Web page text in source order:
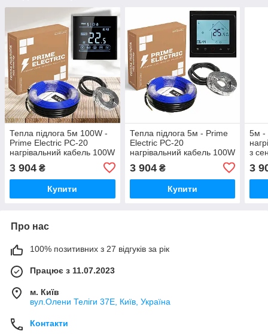
Тепла підлога 5м 100W -
Prime Electric PC-20
нагрівальний кабель 100W
програмованим WiFi
терморегулятором
3 904 ₴
Купити
Тепла підлога 5м - Prime
Electric PC-20
нагрівальний кабель 100W
терморегулятором
чорним
3 904₴
Купити
5м -
з
3
Про нас
100% позитивних з 27 відгуків за рік
Працює з 11.07.2023
м. Київ
вул.Олени Теліги 37Е, Київ, Україна
Контакти